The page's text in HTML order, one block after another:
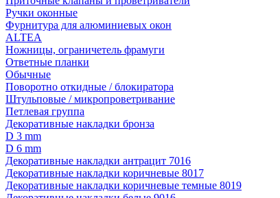
Ручки оконные
Фурнитура для алюминиевых окон
ALTEA
Ножницы, ограничетель фрамуги
Ответные планки
Обычные
Поворотно откидные / блокиратора
Штульповые / микропроветривание
Петлевая группа
Декоративные накладки бронза
D 3 mm
D 6 mm
Декоративные накладки антрацит 7016
Декоративные накладки коричневые 8017
Декоративные накладки коричневые темные 8019